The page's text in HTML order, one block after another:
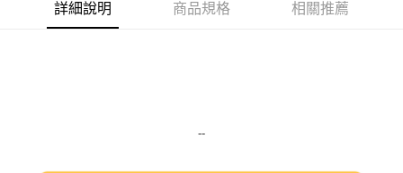
街口支付
詳細說明 商品規格 相關推薦
--